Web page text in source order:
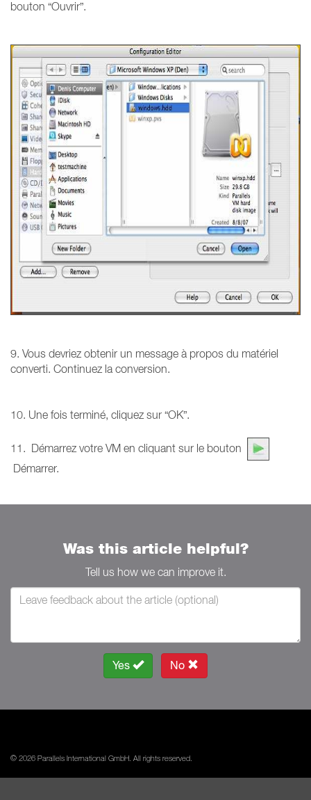
bouton “Ouvrir”.
9. Vous devriez obtenir un message à propos du matériel
converti. Continuez la conversion.
10. Une fois terminé, cliquez sur “OK”.
11. Démarrez votre VM en cliquant sur le bouton
Démarrer.
Was this article helpful?
Tell us how we can improve it.
Yes No
© 2026 Parallels International GmbH. All rights reserved.